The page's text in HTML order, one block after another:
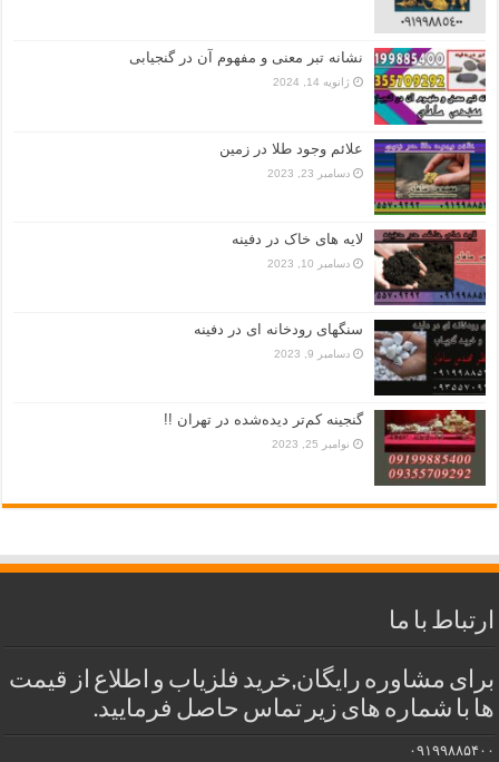
نشانه تبر معنی و مفهوم آن در گنجیابی
ژانویه 14, 2024
علائم وجود طلا در زمین
دسامبر 23, 2023
لایه های خاک در دفینه
دسامبر 10, 2023
سنگهای رودخانه ای در دفینه
دسامبر 9, 2023
گنجینه کم‌تر دیده‌شده در تهران !!
نوامبر 25, 2023
ارتباط با ما
برای مشاوره رایگان,خرید فلزیاب و اطلاع از قیمت
ها با شماره های زیر تماس حاصل فرمایید.
۰۹۱۹۹۸۸۵۴۰۰